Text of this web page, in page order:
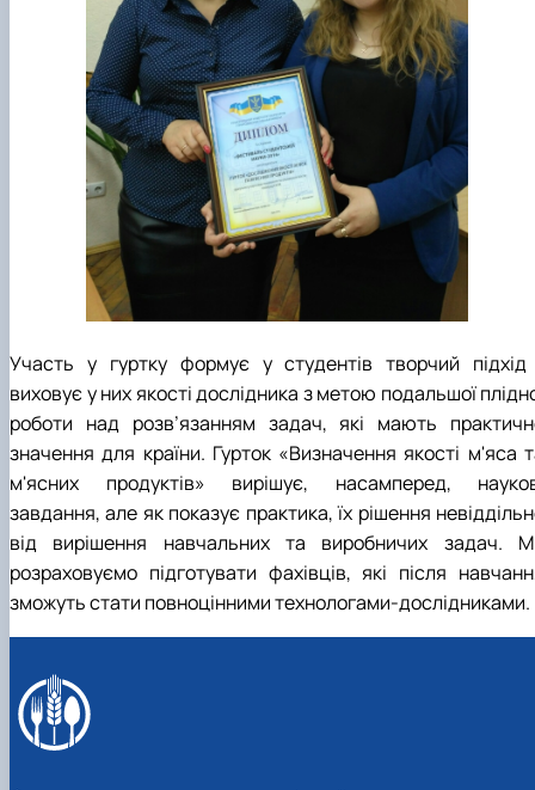
Участь у гуртку формує у студентів творчий підхід
виховує у них якості дослідника з метою подальшої
роботи над розв’язанням задач, які мають
значення для країни. Гурток «Визначення якості м'яса
м'ясних продуктів» вирішує, насамперед,
завдання, але як показує практика, їх рішення
від вирішення навчальних та виробничих задач.
розраховуємо підготувати фахівців, які після
зможуть стати повноцінними технологами-дослідниками.